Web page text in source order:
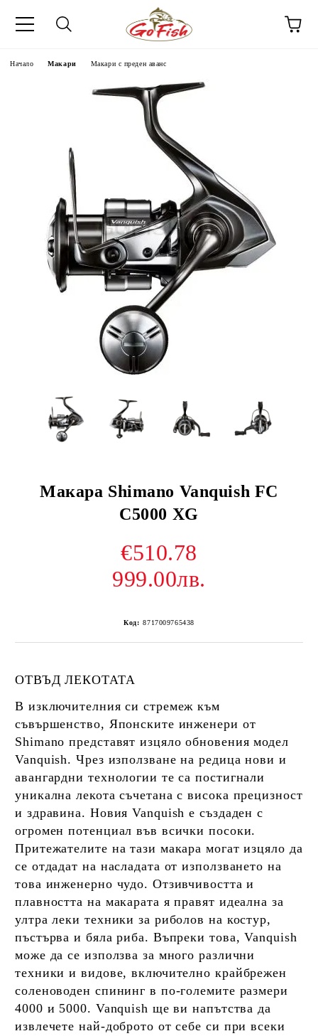
Начало Макари Макари с преден аванс
Макара Shimano Vanquish FC
C5000 XG
€510.78
999.00лв.
Код: 8717009765438
ОТВЪД ЛЕКОТАТА
В изключителния си стремеж към
съвършенство, Японските инженери от
Shimano представят изцяло обновения модел
Vanquish. Чрез използване на редица нови и
авангардни технологии те са постигнали
уникална лекота съчетана с висока прецизност
и здравина. Новия Vanquish е създаден с
огромен потенциал във всички посоки.
Притежателите на тази макара могат изцяло да
се отдадат на насладата от използването на
това инженерно чудо. Отзивчивостта и
плавността на макарата я правят идеална за
ултра леки техники за риболов на костур,
пъстърва и бяла риба. Въпреки това, Vanquish
може да се използва за много различни
техники и видове, включително крайбрежен
соленоводен спининг в по-големите размери
4000 и 5000. Vanquish ще ви напътства да
извлечете най-доброто от себе си при всеки